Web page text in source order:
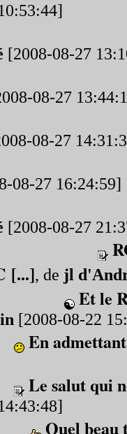
[2008-08-27
08-27
08-27
08-27 16:24:59]
[2008-08-27
[...], de jl
Et le
[2008-08-22
En
Le salut qui
Quel beau